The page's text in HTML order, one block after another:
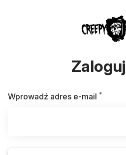
Wprowadź adres e-mail *